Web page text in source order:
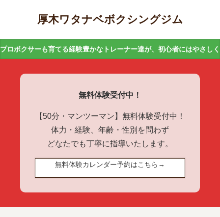
厚木ワタナベボクシングジム
プロボクサーも育てる経験豊かなトレーナー達が、初心者にはやさし
無料体験受付中！
【50分・マンツーマン】無料体験受付中！
体力・経験、年齢・性別を問わず
どなたでも丁寧に指導いたします。
無料体験カレンダー予約はこちら→